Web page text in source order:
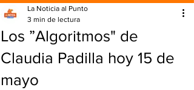
Los ”Algoritmos" de
Claudia Padilla hoy 15 de
mayo
La Noticia al Punto
3 min de lectura